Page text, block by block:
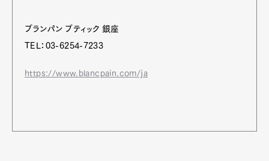
ブランパン ブティック 銀座
TEL：03-6254-7233
https://www.blancpain.com/ja